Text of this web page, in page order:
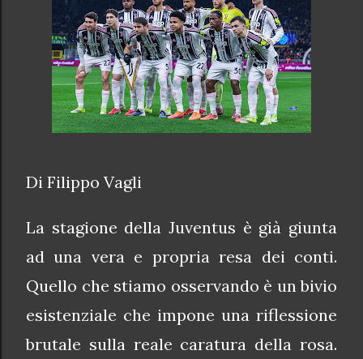
Di Filippo Vagli
La stagione della Juventus è già giunta
ad una vera e propria resa dei conti.
Quello che stiamo osservando è un bivio
esistenziale che impone una riflessione
brutale sulla reale caratura della rosa.